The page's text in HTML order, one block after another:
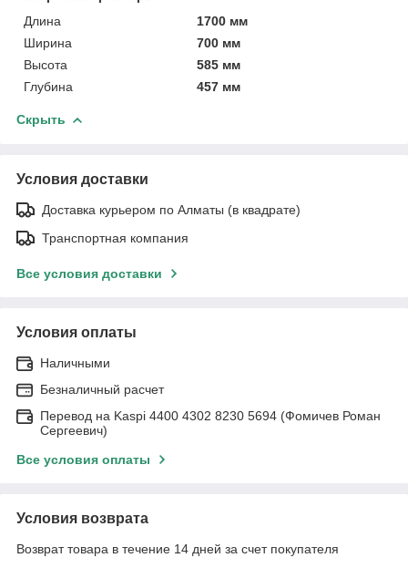
Длина
1700 мм
Ширина
700 мм
Высота
585 мм
Глубина
457 мм
Скрыть
Условия доставки
Доставка курьером по Алматы (в квадрате)
Транспортная компания
Все условия доставки
Условия оплаты
Наличными
Безналичный расчет
Перевод на Kaspi 4400 4302 8230 5694 (Фомичев Роман
Сергеевич)
Все условия оплаты
Условия возврата
Возврат товара в течение 14 дней за счет покупателя